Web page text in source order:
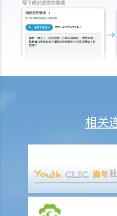
否拒绝付款？
4. 他购买汽车时付了按金，但片刻之
要求退还按金？
5. 他拿相机去修理，但店铺遗失了他
7. C女士最近从一所美容院买了些预
相关